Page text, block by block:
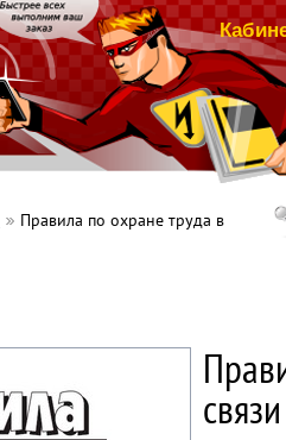
Правила по охране труда в